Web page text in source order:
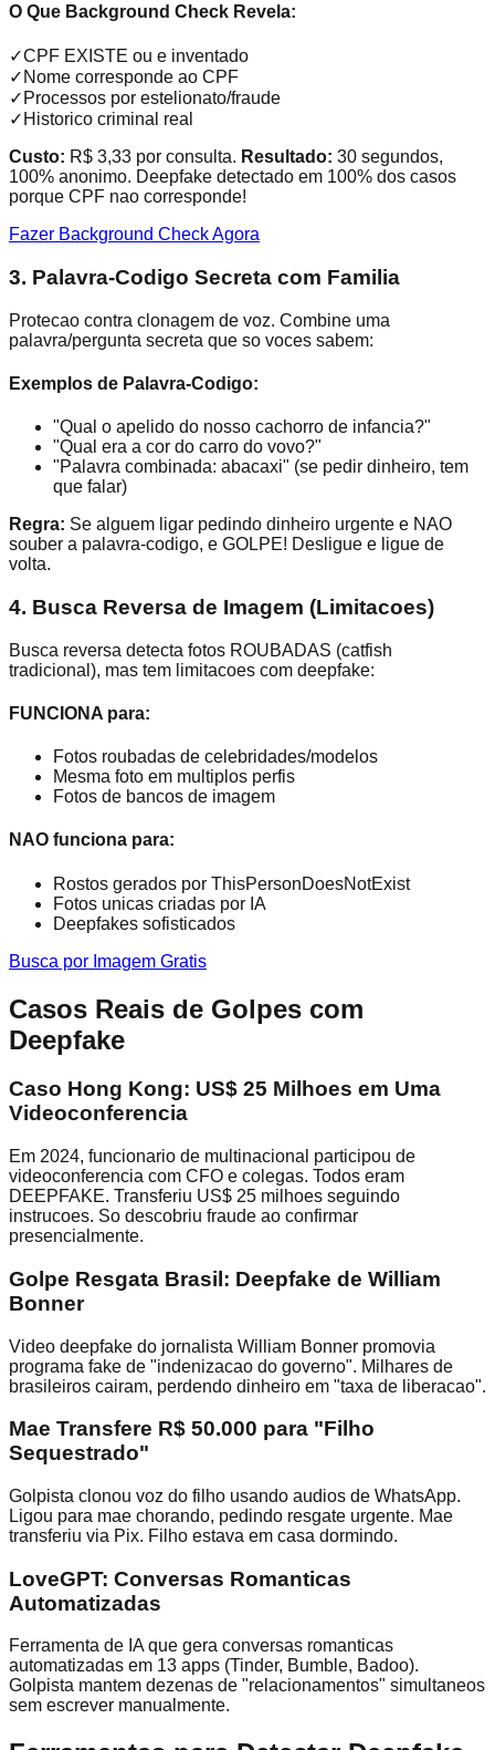
O Que Background Check Revela:
✓CPF EXISTE ou e inventado
✓ Nome corresponde ao CPF
✓ Processos por estelionato/fraude
✓ Historico criminal real
Custo: R$ 3,33 por consulta. Resultado: 30 segundos,
100% anonimo. Deepfake detectado em 100% dos casos
porque CPF nao corresponde!
Fazer Background Check Agora
3. Palavra-Codigo Secreta com Familia
Protecao contra clonagem de voz. Combine uma
palavra/pergunta secreta que so voces sabem:
Exemplos de Palavra-Codigo:
"Qual o apelido do nosso cachorro de infancia?"
"Qual era a cor do carro do vovo?"
"Palavra combinada: abacaxi" (se pedir dinheiro, tem
que falar)
Regra: Se alguem ligar pedindo dinheiro urgente e NAO
souber a palavra-codigo, e GOLPE! Desligue e ligue de
volta.
4. Busca Reversa de Imagem (Limitacoes)
Busca reversa detecta fotos ROUBADAS (catfish
tradicional), mas tem limitacoes com deepfake:
FUNCIONA para:
Fotos roubadas de celebridades/modelos
Mesma foto em multiplos perfis
Fotos de bancos de imagem
NAO funciona para:
Rostos gerados por ThisPersonDoesNotExist
Fotos unicas criadas por IA
Deepfakes sofisticados
Busca por Imagem Gratis
Casos Reais de Golpes com
Deepfake
Caso Hong Kong: US$ 25 Milhoes em Uma
Videoconferencia
Em 2024, funcionario de multinacional participou de
videoconferencia com CFO e colegas. Todos eram
DEEPFAKE. Transferiu US$ 25 milhoes seguindo
instrucoes. So descobriu fraude ao confirmar
presencialmente.
Golpe Resgata Brasil: Deepfake de William
Bonner
Video deepfake do jornalista William Bonner promovia
programa fake de "indenizacao do governo". Milhares de
brasileiros cairam, perdendo dinheiro em "taxa de liberacao".
Mae Transfere R$ 50.000 para "Filho
Sequestrado"
Golpista clonou voz do filho usando audios de WhatsApp.
Ligou para mae chorando, pedindo resgate urgente. Mae
transferiu via Pix. Filho estava em casa dormindo.
LoveGPT: Conversas Romanticas
Automatizadas
Ferramenta de IA que gera conversas romanticas
automatizadas em 13 apps (Tinder, Bumble, Badoo).
Golpista mantem dezenas de "relacionamentos" simultaneos
sem escrever manualmente.